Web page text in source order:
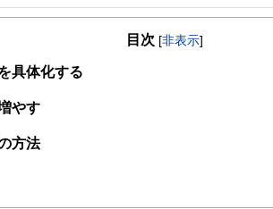
ャルプランナーとして活躍する傍ら、フリーライタ
目次 [非表示]
具体化する
やす
方法